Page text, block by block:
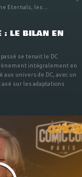
Eternals, les ...
: LE BILAN EN
se tenait le DC
intégralement en
aux univers de DC, avec un
sur les adaptations